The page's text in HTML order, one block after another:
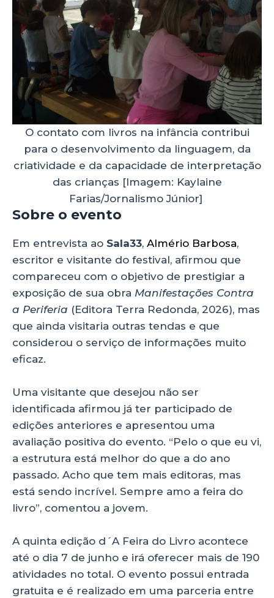
O contato com livros na infância contribui
para o desenvolvimento da linguagem, da
criatividade e da capacidade de interpretação
das crianças [Imagem: Kaylaine
Farias/Jornalismo Júnior]
Sobre o evento
Em entrevista ao Sala33, Almério Barbosa,
escritor e visitante do festival, afirmou que
compareceu com o objetivo de prestigiar a
exposição de sua obra Manifestações Contra
a Periferia (Editora Terra Redonda, 2026), mas
que ainda visitaria outras tendas e que
considerou o serviço de informações muito
eficaz.
Uma visitante que desejou não ser
identificada afirmou já ter participado de
edições anteriores e apresentou uma
avaliação positiva do evento. “Pelo o que eu vi,
a estrutura está melhor do que a do ano
passado. Acho que tem mais editoras, mas
está sendo incrível. Sempre amo a feira do
livro”, comentou a jovem.
A quinta edição d´A Feira do Livro acontece
até o dia 7 de junho e irá oferecer mais de 190
atividades no total. O evento possui entrada
gratuita e é realizado em uma parceria entre